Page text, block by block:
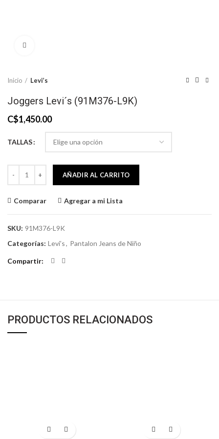
Inicio Levi’s
Joggers Levi´s (91M376-L9K)
C$1,450.00
TALLAS
AÑADIR AL CARRITO
Comparar Agregar a mi Lista
SKU: 91M376-L9K
Categorías: Levi’s, Pantalon Jeans de Niño
Compartir
PRODUCTOS RELACIONADOS